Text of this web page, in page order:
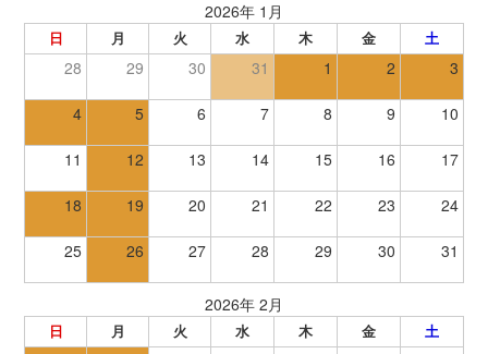
2026年 1月
日 月 火 水 木 金 土
28 29 30 31 1 2 3
4 5 6 7 8 9 10
11 12 13 14 15 16 17
18 19 20 21 22 23 24
25 26 27 28 29 30 31
2026年 2月
日 月 火 水 木 金 土